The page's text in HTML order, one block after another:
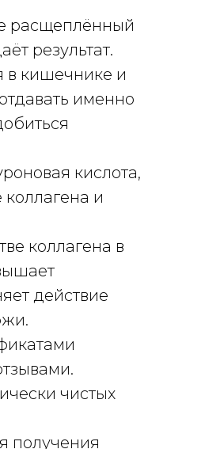
расщеплённый
результат.
в кишечнике и
именно
кислота,
и
коллагена в
действие
чистых
получения